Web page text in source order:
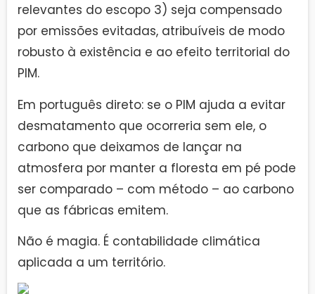
relevantes do escopo 3) seja compensado
por emissões evitadas, atribuíveis de modo
robusto à existência e ao efeito territorial do
PIM.
Em português direto: se o PIM ajuda a evitar
desmatamento que ocorreria sem ele, o
carbono que deixamos de lançar na
atmosfera por manter a floresta em pé pode
ser comparado – com método – ao carbono
que as fábricas emitem.
Não é magia. É contabilidade climática
aplicada a um território.